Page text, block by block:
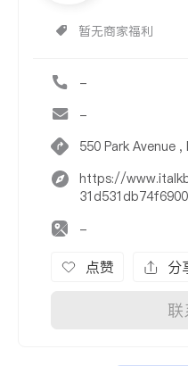
暂无商家福利
-
-
550 Park Avenue
https://
-
点赞 分
联